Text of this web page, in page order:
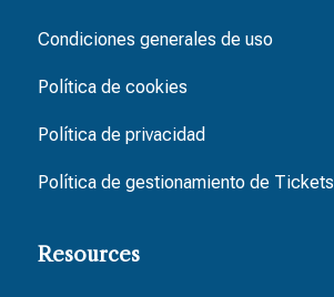
Condiciones generales de uso
Política de cookies
Política de privacidad
Política de gestionamiento de Tickets
Resources